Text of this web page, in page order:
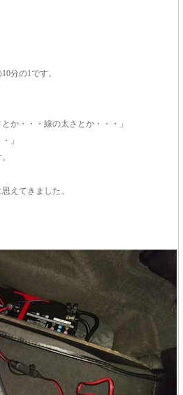
分の1です。
か・・・線の太さとか・・・」
」
えてきました。